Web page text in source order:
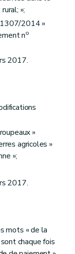
»;
1307/2014 »
no
2017.
»
agricoles »
»;
2017.
mots « de la
chaque fois